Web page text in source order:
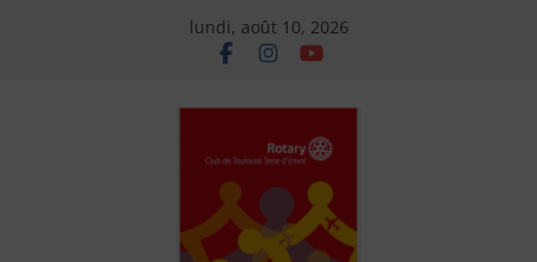
lundi, août 10, 2026